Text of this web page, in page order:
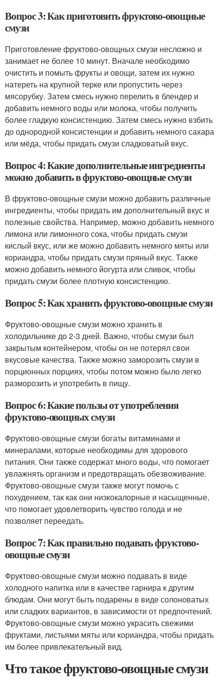
Вопрос 3: Как приготовить фруктово-овощные
смузи
Приготовление фруктово-овощных смузи несложно и
занимает не более 10 минут. Вначале необходимо
очистить и помыть фрукты и овощи, затем их нужно
натереть на крупной терке или пропустить через
мясорубку. Затем смесь нужно перелить в блендер и
добавить немного воды или молока, чтобы получить
более гладкую консистенцию. Затем смесь нужно взбить
до однородной консистенции и добавить немного сахара
или мёда, чтобы придать смузи сладковатый вкус.
Вопрос 4: Какие дополнительные ингредиенты
можно добавить в фруктово-овощные смузи
В фруктово-овощные смузи можно добавить различные
ингредиенты, чтобы придать им дополнительный вкус и
полезные свойства. Например, можно добавить немного
лимона или лимонного сока, чтобы придать смузи
кислый вкус, или же можно добавить немного мяты или
кориандра, чтобы придать смузи пряный вкус. Также
можно добавить немного йогурта или сливок, чтобы
придать смузи более плотную консистенцию.
Вопрос 5: Как хранить фруктово-овощные смузи
Фруктово-овощные смузи можно хранить в
холодильнике до 2-3 дней. Важно, чтобы смузи был
закрытым контейнером, чтобы он не потерял свои
вкусовые качества. Также можно заморозить смузи в
порционных порциях, чтобы потом можно было легко
разморозить и употребить в пищу.
Вопрос 6: Какие пользы от употребления
фруктово-овощных смузи
Фруктово-овощные смузи богаты витаминами и
минералами, которые необходимы для здорового
питания. Они также содержат много воды, что помогает
увлажнять организм и предотвращать обезвоживание.
Фруктово-овощные смузи также могут помочь с
похудением, так как они низкокалорные и насыщенные,
что помогает удовлетворить чувство голода и не
позволяет переедать.
Вопрос 7: Как правильно подавать фруктово-
овощные смузи
Фруктово-овощные смузи можно подавать в виде
холодного напитка или в качестве гарнира к другим
блюдам. Они могут быть подарены в виде солоноватых
или сладких вариантов, в зависимости от предпочтений.
Фруктово-овощные смузи можно украсить свежими
фруктами, листьями мяты или кориандра, чтобы придать
им более привлекательный вид.
Что такое фруктово-овощные смузи